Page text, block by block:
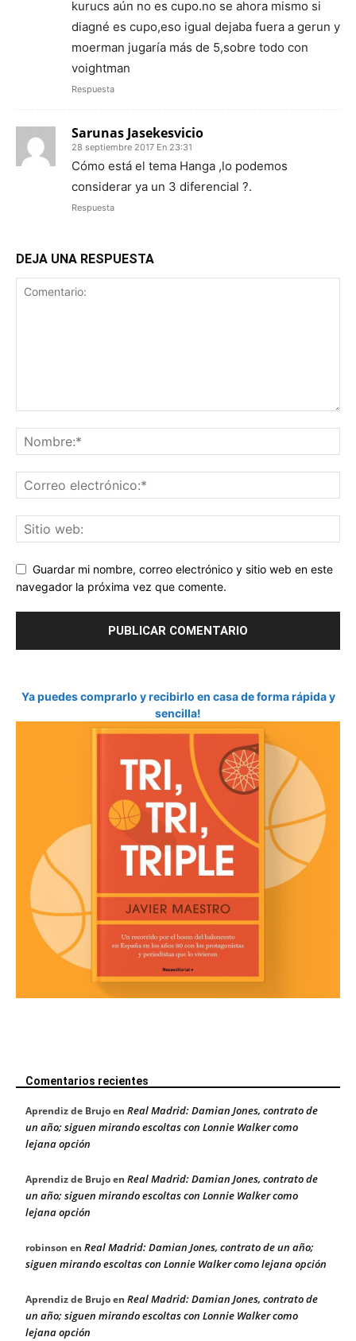
kurucs aún no es cupo.no se ahora mismo si
diagné es cupo,eso igual dejaba fuera a gerun y
moerman jugaría más de 5,sobre todo con
voightman
Respuesta
Sarunas Jasekesvicio
28 septiembre 2017 En 23:31
Cómo está el tema Hanga ,lo podemos
considerar ya un 3 diferencial ?.
Respuesta
DEJA UNA RESPUESTA
Guardar mi nombre, correo electrónico y sitio web en este
navegador la próxima vez que comente.
Ya puedes comprarlo y recibirlo en casa de forma rápida y
sencilla!
Comentarios recientes
Aprendiz de Brujoen Real Madrid: Damian Jones, contrato de
un año; siguen mirando escoltas con Lonnie Walker como
lejana opción
Aprendiz de Brujoen Real Madrid: Damian Jones, contrato de
un año; siguen mirando escoltas con Lonnie Walker como
lejana opción
robinson en Real Madrid: Damian Jones, contrato de un año;
siguen mirando escoltas con Lonnie Walker como lejana opción
Aprendiz de Brujoen Real Madrid: Damian Jones, contrato de
un año; siguen mirando escoltas con Lonnie Walker como
lejana opción